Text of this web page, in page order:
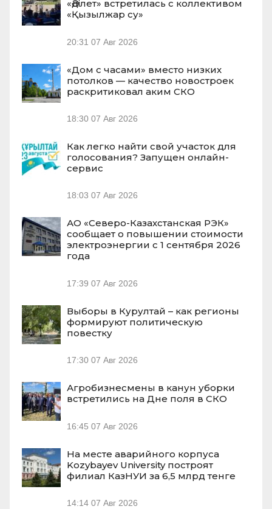
«Әділет» встретилась с коллективом
«Қызылжар су»
20:31 07 Авг 2026
«Дом с часами» вместо низких
потолков — качество новостроек
раскритиковал аким СКО
18:30 07 Авг 2026
Как легко найти свой участок для
голосования? Запущен онлайн-
сервис
18:03 07 Авг 2026
АО «Северо-Казахстанская РЭК»
сообщает о повышении стоимости
электроэнергии с 1 сентября 2026
года
17:39 07 Авг 2026
Выборы в Курултай – как регионы
формируют политическую
повестку
17:30 07 Авг 2026
Агробизнесмены в канун уборки
встретились на Дне поля в СКО
16:45 07 Авг 2026
На месте аварийного корпуса
Kozybayev University построят
филиал КазНУИ за 6,5 млрд тенге
14:14 07 Авг 2026